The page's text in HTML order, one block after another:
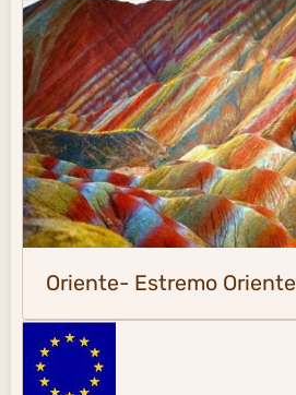
Oriente- Estremo Oriente